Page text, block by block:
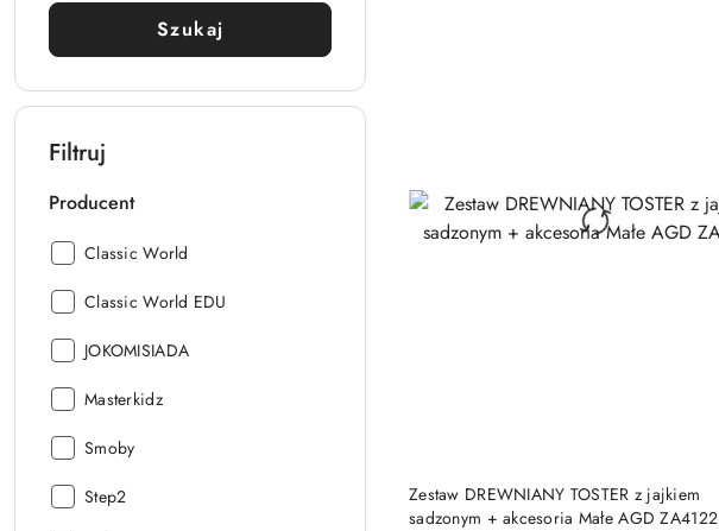
Szukaj
Filtruj
Producent
Producent:
Classic World
Producent:
Classic World EDU
Producent:
JOKOMISIADA
Producent:
Masterkidz
Producent:
Smoby
Producent:
Step2
Zestaw DREWNIANY TOSTER z jajkiem
sadzonym + akcesoria Małe AGD ZA4122
DO KOSZYKA